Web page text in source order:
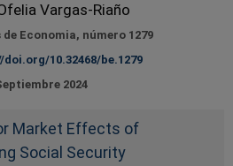
Vargas-Riaño
Economia, número 1279
10.32468/be.1279
2024
Market Effects of
Social Security